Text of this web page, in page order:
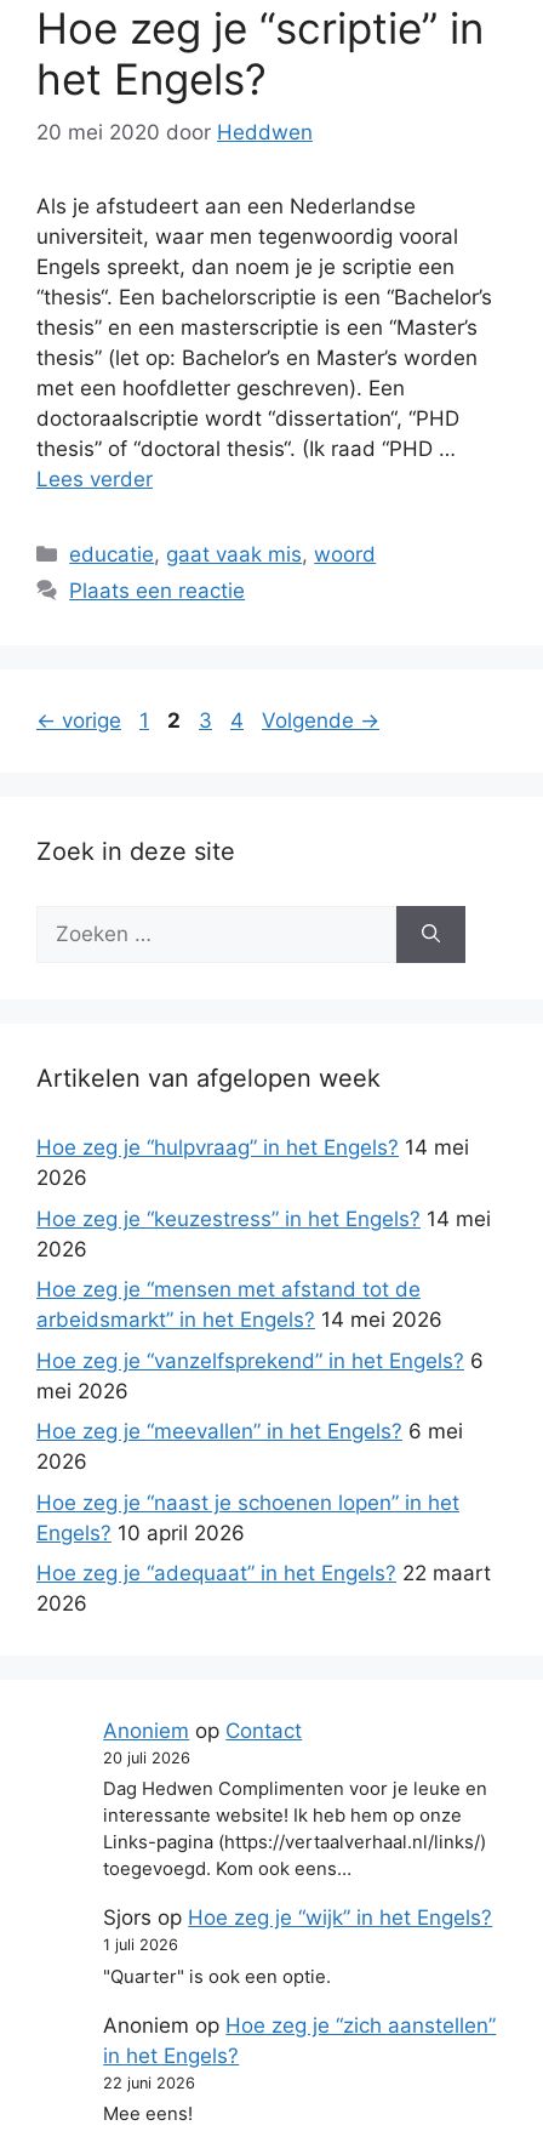
Hoe zeg je “scriptie” in
het Engels?
20 mei 2020 door Heddwen
Als je afstudeert aan een Nederlandse
universiteit, waar men tegenwoordig vooral
Engels spreekt, dan noem je je scriptie een
“thesis“. Een bachelorscriptie is een “Bachelor’s
thesis” en een masterscriptie is een “Master’s
thesis” (let op: Bachelor’s en Master’s worden
met een hoofdletter geschreven). Een
doctoraalscriptie wordt “dissertation“, “PHD
thesis” of “doctoral thesis“. (Ik raad “PHD …
Lees verder
Categorieën
educatie, gaat vaak mis,woord
Plaats een reactie
← vorige Pagina
1 Pagina
2 Pagina
3 Pagina
4 Volgende →
Zoek in deze site
Zoek
Artikelen van afgelopen week
Hoe zeg je “hulpvraag” in het Engels? 14 mei
2026
Hoe zeg je “keuzestress” in het Engels? 14 mei
2026
Hoe zeg je “mensen met afstand tot de
arbeidsmarkt” in het Engels? 14 mei 2026
Hoe zeg je “vanzelfsprekend” in het Engels? 6
mei 2026
Hoe zeg je “meevallen” in het Engels? 6 mei
2026
Hoe zeg je “naast je schoenen lopen” in het
Engels? 10 april 2026
Hoe zeg je “adequaat” in het Engels? 22 maart
2026
Anoniem op Contact
20 juli 2026
Dag Hedwen Complimenten voor je leuke en
interessante website! Ik heb hem op onze
Links-pagina (https://vertaalverhaal.nl/links/)
toegevoegd. Kom ook eens…
Sjors op Hoe zeg je “wijk” in het Engels?
1 juli 2026
"Quarter" is ook een optie.
Anoniem op Hoe zeg je “zich aanstellen”
in het Engels?
22 juni 2026
Mee eens!